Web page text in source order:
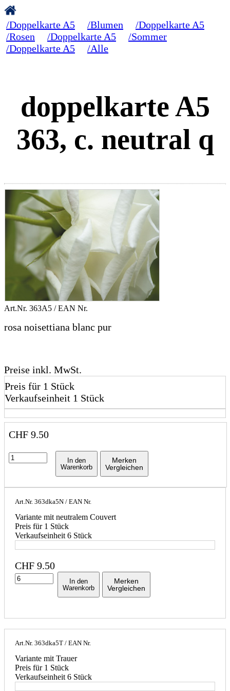
/Doppelkarte A5 /Blumen
/Doppelkarte A5
/Rosen
/Doppelkarte A5
/Sommer
/Doppelkarte A5
/Alle
doppelkarte A5
363, c. neutral q
Art.Nr. 363A5 / EAN Nr.
rosa noisettiana blanc pur
Preise inkl. MwSt.
Preis für 1 Stück
Verkaufseinheit 1 Stück
CHF 9.50
In den
Warenkorb
Merken
Vergleichen
Art.Nr. 363dka5N / EAN Nr.
Variante mit neutralem Couvert
Preis für 1 Stück
Verkaufseinheit 6 Stück
CHF 9.50
In den
Warenkorb
Merken
Vergleichen
Art.Nr. 363dka5T / EAN Nr.
Variante mit Trauer
Preis für 1 Stück
Verkaufseinheit 6 Stück